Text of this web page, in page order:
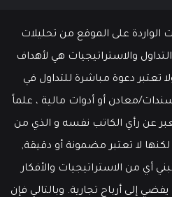
الواردة على الموقع من تحليلات
والاستراتيجيات هي لأهداف
تعتبر دعوة مباشرة للتداول في
معادن أو أدوات مالية ، علماً
عن رأي الكاتب نفسه و الذي من
لا تعتبر مضمونة أو دقيقة,
أي من الاستراتيجيات والأفكار
إلى أرباح تجارية. وبالتالي فإن